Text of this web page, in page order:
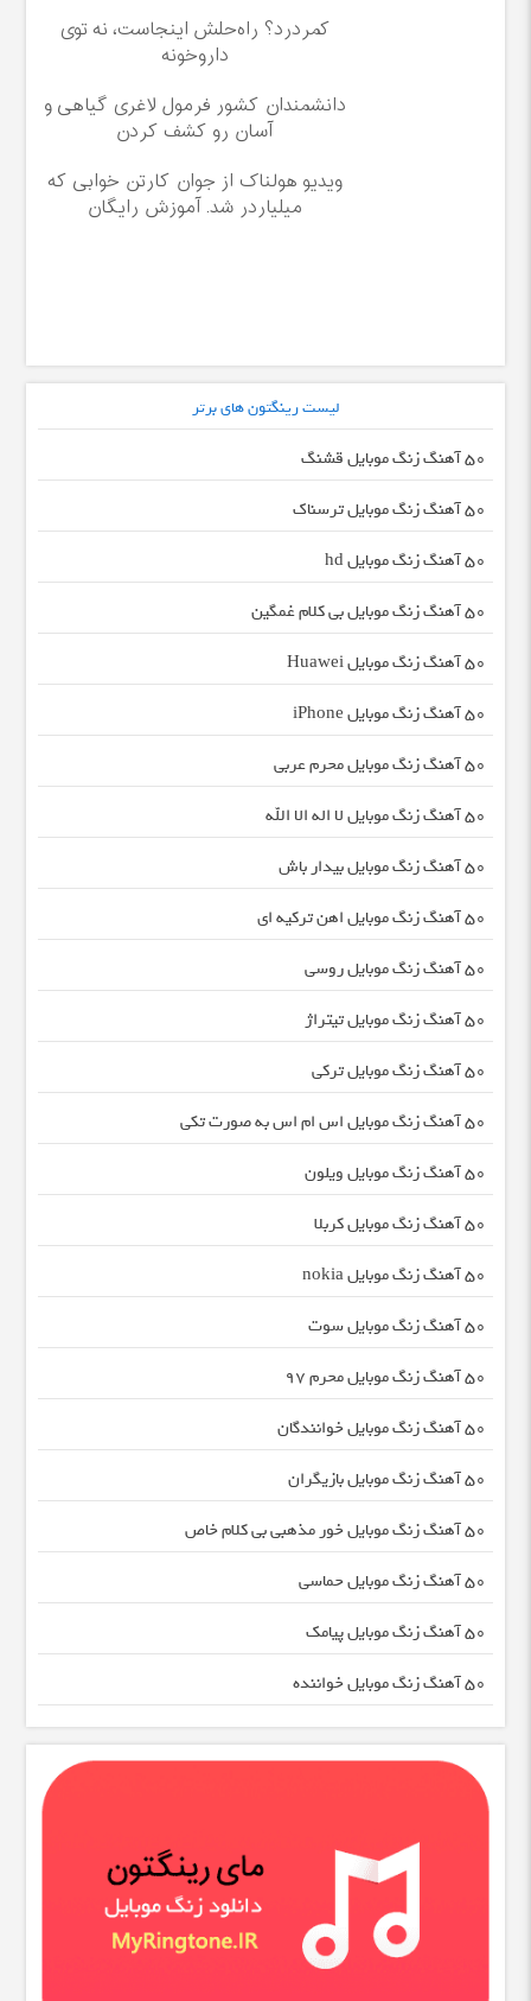
کمردرد؟ راه‌حلش اینجاست، نه توی
داروخونه
دانشمندان کشور فرمول لاغری گیاهی و
آسان رو کشف کردن
ویدیو هولناک از جوان کارتن خوابی که
میلیاردر شد. آموزش رایگان
لیست رینگتون های برتر
50 آهنگ زنگ موبایل قشنگ
50 آهنگ زنگ موبایل ترسناک
50 آهنگ زنگ موبایل hd
50 آهنگ زنگ موبایل بی کلام غمگین
50 آهنگ زنگ موبایل Huawei
50 آهنگ زنگ موبایل iPhone
50 آهنگ زنگ موبایل محرم عربی
50 آهنگ زنگ موبایل لا اله الا الله
50 آهنگ زنگ موبایل بیدار باش
50 آهنگ زنگ موبایل اهن ترکیه ای
50 آهنگ زنگ موبایل روسی
50 آهنگ زنگ موبایل تیتراژ
50 آهنگ زنگ موبایل ترکی
50 آهنگ زنگ موبایل اس ام اس به صورت تکی
50 آهنگ زنگ موبایل ویلون
50 آهنگ زنگ موبایل کربلا
50 آهنگ زنگ موبایل nokia
50 آهنگ زنگ موبایل سوت
50 آهنگ زنگ موبایل محرم ۹7
50 آهنگ زنگ موبایل خوانندگان
50 آهنگ زنگ موبایل بازیگران
50 آهنگ زنگ موبایل خور مذهبی بی کلام خاص
50 آهنگ زنگ موبایل حماسی
50 آهنگ زنگ موبایل پیامک
50 آهنگ زنگ موبایل خواننده